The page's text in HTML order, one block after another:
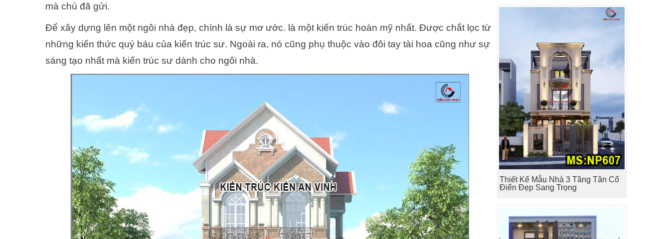
mà chú đã gửi.
Để xây dựng lên một ngôi nhà đẹp, chính là sự mơ ước. là một kiến trúc hoàn mỹ nhất. Được chắt lọc từ
những kiến thức quý báu của kiến trúc sư. Ngoài ra, nó cũng phụ thuộc vào đôi tay tài hoa cũng như sự
sáng tạo nhất mà kiến trúc sư dành cho ngôi nhà.
Thiết Kế Mẫu Nhà 3 Tầng Tân Cổ
Điển Đẹp Sang Trọng